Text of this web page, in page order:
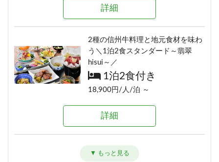
詳細
信州の恵み！旨味たっぷりきのこ
料理《熊の湯信州茸づくしプラ
ン》
1泊2食付き
16,700円/人/泊 ～
詳細
泊まれる ≪1泊2食ＥＣＯプラン≫
詳細
2種の信州牛料理と地元食材を味わ
う＼1泊2食スタンダード～翡翠
hisui～／
1泊2食付き
18,900円/人/泊 ～
詳細